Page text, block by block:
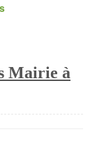
Mairie à